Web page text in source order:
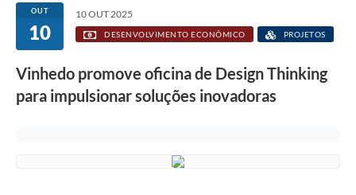
Licitações
Transparência
Concursos e Processos Seletivos
Inclusão e Acessibilidade
OUT
10
10 OUT 2025
DESENVOLVIMENTO ECONÔMICO PROJETOS
Vinhedo promove oficina de Design Thinking
para impulsionar soluções inovadoras